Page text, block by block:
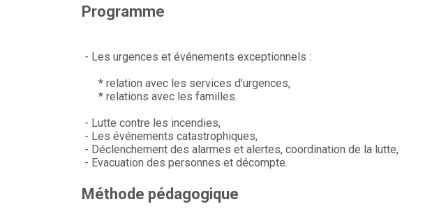
Programme
- Les urgences et événements exceptionnels :
* relation avec les services d'urgences,
* relations avec les familles.
- Lutte contre les incendies,
- Les événements catastrophiques,
- Déclenchement des alarmes et alertes, coordination de la lutte,
- Evacuation des personnes et décompte.
Méthode pédagogique